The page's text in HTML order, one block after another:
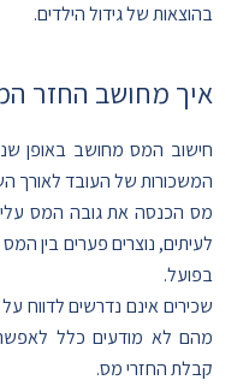
בהוצאות של גידול הילדים.
איך מחושב החזר
חישוב המס מחושב באופן
המשכורות של העובד לאורך
מס הכנסה את גובה המס
לעיתים, נוצרים פערים בין
בפועל.
שכירים אינם נדרשים לדווח
מהם לא מודעים כלל
קבלת החזרי מס.